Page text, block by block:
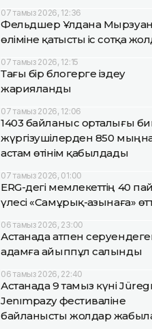
07 тамыз 2026, 12:36
Фельдшер Ұлдана
өліміне қатысты іс сотқа
07 тамыз 2026, 12:15
Тағы бір блогерге іздеу
жарияланды
07 тамыз 2026, 12:06
1403 байланыс орталығы
жүргізушілерден 850
астам өтінім қабылдады
07 тамыз 2026, 01:00
ERG-дегі мемлекеттің 40
үлесі «Самұрық-Қазынаға»
06 тамыз 2026, 23:00
Астанада атпен
адамға айыппұл салынды
06 тамыз 2026, 22:40
Астанада 9 тамыз күні
Jenımpazy фестиваліне
байланысты жолдар